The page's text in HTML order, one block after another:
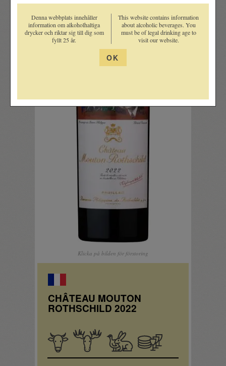
Klicka på bilden för förstoring
CHÂTEAU MOUTON
ROTHSCHILD 2022
Denna webbplats innehåller
information om alkoholhaltiga
drycker och riktar sig till dig som
fyllt 25 år.
This website contains information
about alcoholic beverages. You
must be of legal drinking age to
visit our website.
OK